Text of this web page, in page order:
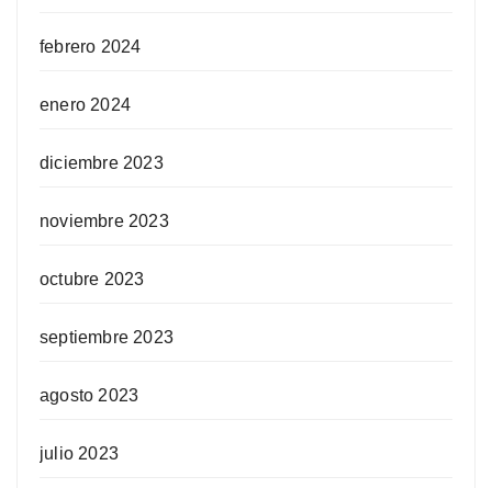
febrero 2024
enero 2024
diciembre 2023
noviembre 2023
octubre 2023
septiembre 2023
agosto 2023
julio 2023